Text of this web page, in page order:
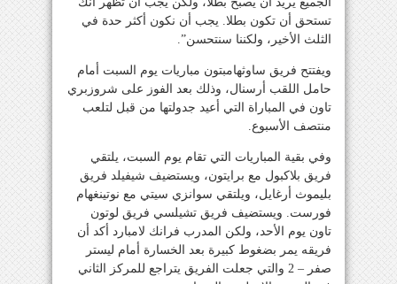
تستحق أن تكون بطلا. يجب أن نكون أكثر حدة في
الثلث الأخير، ولكننا سنتحسن”.
ويفتتح فريق ساوثهامبتون مباريات يوم السبت أمام
حامل اللقب أرسنال، وذلك بعد الفوز على شروزبري
تاون في المباراة التي أعيد جدولتها من قبل لتلعب
منتصف الأسبوع.
وفي بقية المباريات التي تقام يوم السبت، يلتقي
فريق بلاكبول مع برايتون، ويستضيف شيفيلد فريق
بليموث أرغايل، ويلتقي سوانزي سيتي مع نوتينغهام
فورست. ويستضيف فريق تشيلسي فريق لوتون
تاون يوم الأحد، ولكن المدرب فرانك لامبارد أكد أن
فريقه يمر بضغوط كبيرة بعد الخسارة أمام ليستر
صفر – 2 والتي جعلت الفريق يتراجع للمركز الثاني